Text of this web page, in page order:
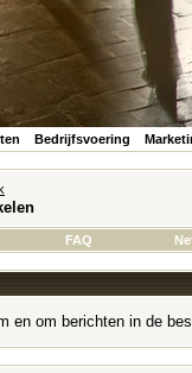
Bedrijfsvoering
FAQ
en om berichten in de